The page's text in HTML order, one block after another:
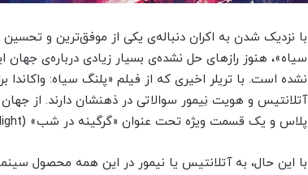
با نزدیک شدن به اکران دنباله‌ی یکی از موفق‌ترین و
سیاه»، هنوز رازهای حل نشده‌ی بسیار زیادی درباره‌ی
نشده است. با تریلر اخیری که از فیلم «پلنگ سیاه:
پلاس و یک قسمت ویژه تحت عنوان «گرگینه در شب» (Werewolf by Night) منتشر شده است.
با این حال، به آتلانتیس یا نیمور در این همه محصول